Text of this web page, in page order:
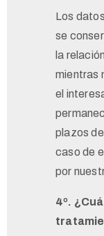
Los
se
la
mientras
el
plazos
caso de
por
4º.